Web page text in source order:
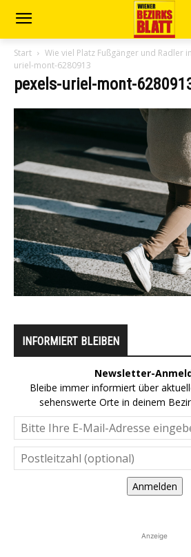
Start Wie viel Platz Fußgänger und Radler
uriel-mont-6280913
pexels-uriel-mont-
INFORMIERT BLEIBEN
Newsletter-
Bleibe immer informiert über
sehenswerte Orte in deinem
Anmelden
Anzeige